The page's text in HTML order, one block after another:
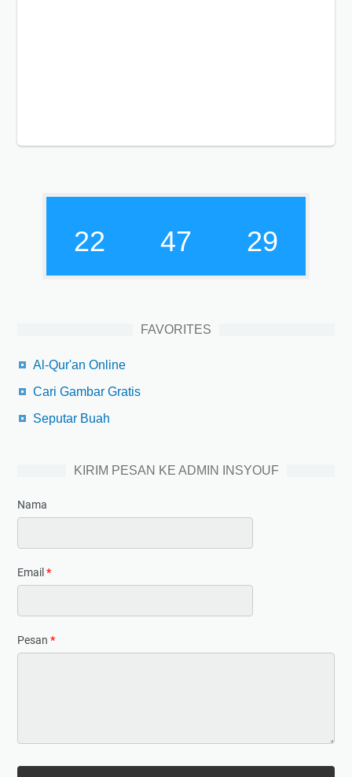
22 47 30
FAVORITES
Al-Qur'an Online
Cari Gambar Gratis
Seputar Buah
KIRIM PESAN KE ADMIN INSYOUF
Nama
Email *
Pesan *